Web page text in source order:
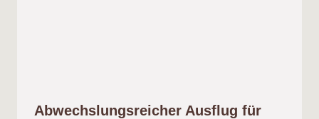
Abwechslungsreicher Ausflug für